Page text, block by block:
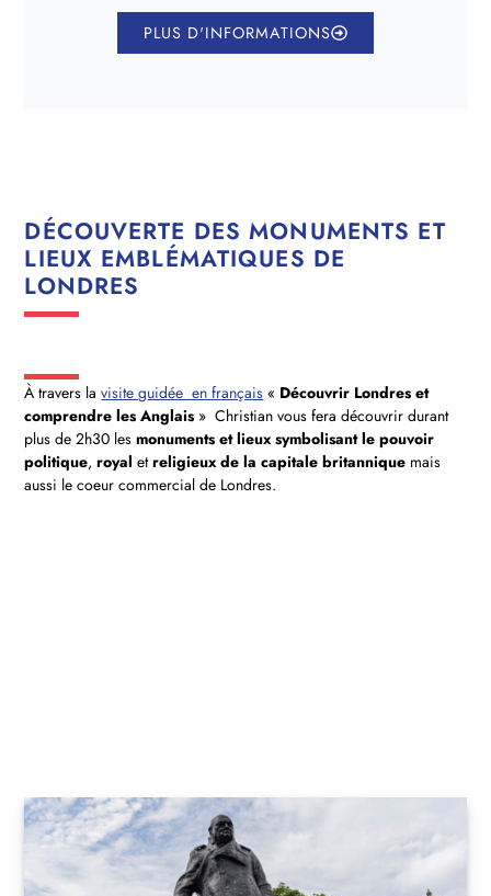
PLUS D'INFORMATIONS
DÉCOUVERTE DES MONUMENTS ET
LIEUX EMBLÉMATIQUES DE
LONDRES
À travers lavisite guidée en français « Découvrir Londres et
comprendre les Anglais » Christian vous fera découvrir durant
plus de 2h30 lesmonuments et lieux symbolisant le pouvoir
politique,royal etreligieux de la capitale britannique mais
aussi le coeur commercial de Londres.